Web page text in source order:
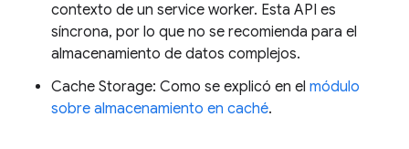
contexto de un service worker. Esta API es
síncrona, por lo que no se recomienda para el
almacenamiento de datos complejos.
Cache Storage: Como se explicó en el módulo
sobre almacenamiento en caché.